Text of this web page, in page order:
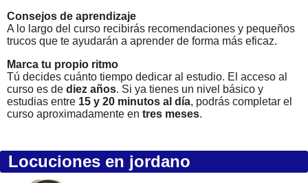
Consejos de aprendizaje
A lo largo del curso recibirás recomendaciones y pequeños
trucos que te ayudarán a aprender de forma más eficaz.
Marca tu propio ritmo
Tú decides cuánto tiempo dedicar al estudio. El acceso al
curso es de diez años. Si ya tienes un nivel básico y
estudias entre 15 y 20 minutos al día, podrás completar el
curso aproximadamente en tres meses.
Locuciones en jordano